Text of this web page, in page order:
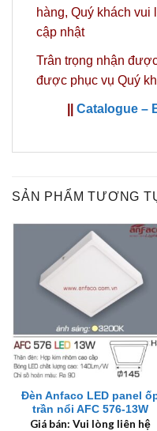
hàng, Quý khách vui
cập nhật
Trân trọng nhận
được phục vụ Quý
Catalogue –
SẢN PHẨM TƯƠNG
Đèn Anfaco LED panel
trần nổi AFC 576-13W
Giá bán: Vui lòng liên hệ